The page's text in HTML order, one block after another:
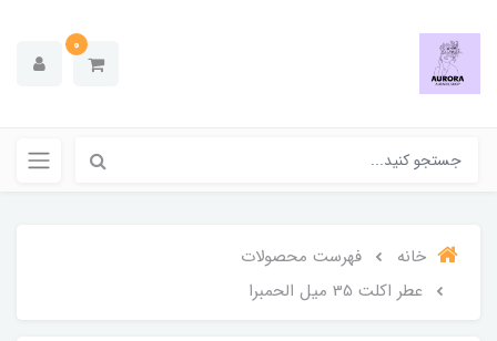
0
خانه
فهرست محصولات
عطر اکلت 35 میل الحمبرا